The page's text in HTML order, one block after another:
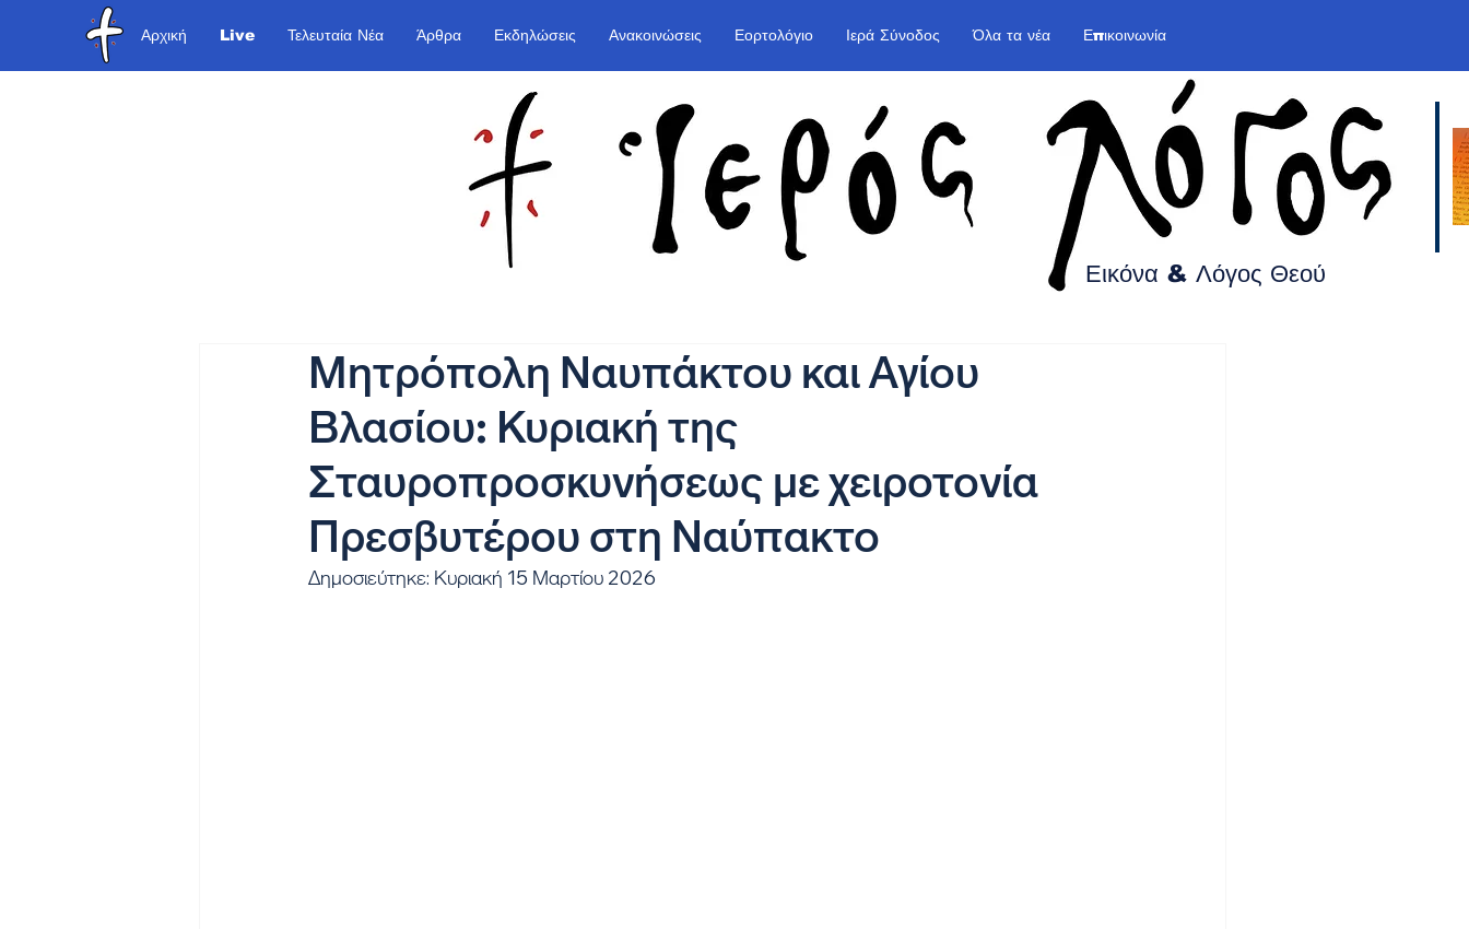
Αρχική Live Τελευταία Νέα Άρθρα Εκδηλώσεις Ανακοινώσεις Εορτολόγιο Ιερά Σύνοδος Όλα τα νέα Επικοινωνία
Εικόνα & Λόγος Θεού
Μητρόπολη Ναυπάκτου και Αγίου
Βλασίου: Κυριακή της
Σταυροπροσκυνήσεως με χειροτονία
Πρεσβυτέρου στη Ναύπακτο
Δημοσιεύτηκε: Κυριακή 15 Μαρτίου 2026